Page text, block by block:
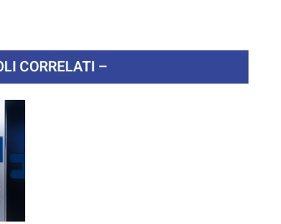
CORRELATI –